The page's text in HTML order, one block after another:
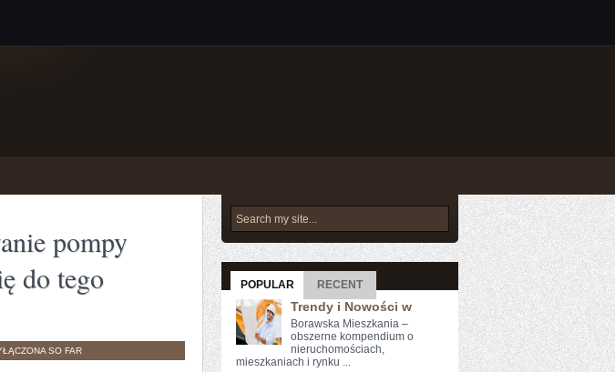
pompy
do tego
SO FAR
POPULAR RECENT
Trendy i Nowości w
Borawska Mieszkania –
obszerne kompendium o
nieruchomościach,
mieszkaniach i rynku ...